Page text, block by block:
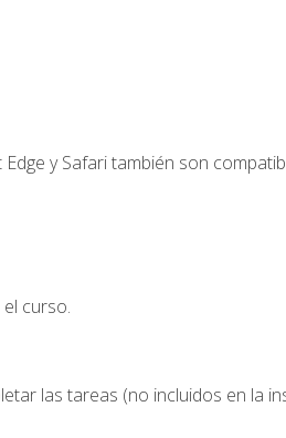
y Safari también son
curso.
las tareas (no incluidos en la